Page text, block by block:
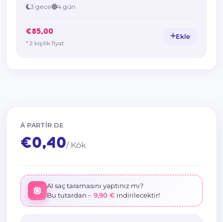
3 gece 4 gün
€85,00
* 2 kişilik fiyat
Ekle
À PARTIR DE
€0,40/ Kök
AI saç taramasını yaptınız mı?
Bu tutardan – 9,90 € indirilecektir!